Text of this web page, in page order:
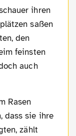
ihren
saßen
den
feinsten
auch
dass sie ihre
zählt